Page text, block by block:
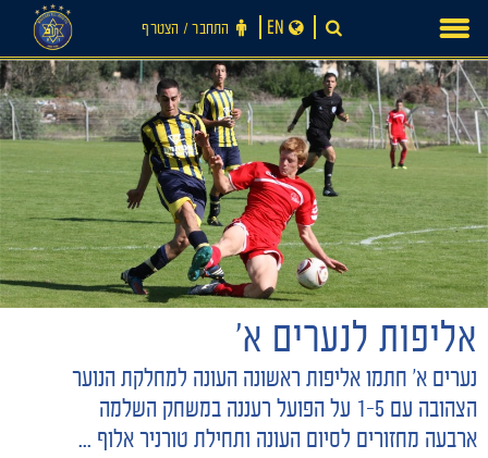
חדשות
content
התחבר ‪/‬ הצטרף EN
אליפות לנערים א'
נערים א' חתמו אליפות ראשונה העונה למחלקת הנוער
הצהובה עם 1-5 על הפועל רעננה במשחק השלמה
ארבעה מחזורים לסיום העונה ותחילת טורניר אלוף ...